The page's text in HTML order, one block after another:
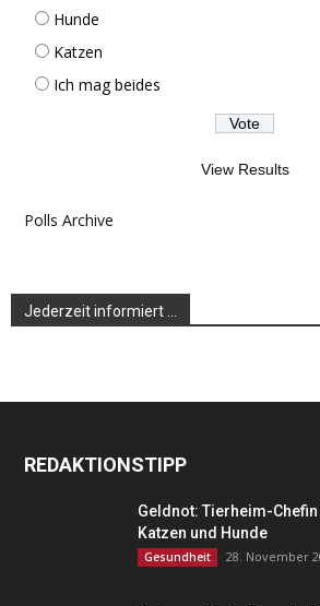
Hunde
Katzen
Ich mag beides
View Results
Polls Archive
Jederzeit informiert …
REDAKTIONSTIPP
Geldnot: Tierheim-
Katzen und Hunde
Gesundheit 28. November